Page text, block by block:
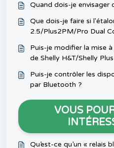
Quand dois-je envisager
Que dois-je faire si
2.5/Plus2PM/Pro Dual
Puis-je modifier la mise
de Shelly H&T/Shelly
Puis-je contrôler les
par Bluetooth ?
VOUS
Qu’est-ce qu’un « relais